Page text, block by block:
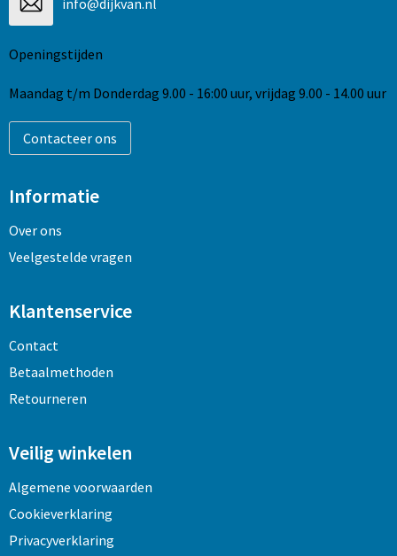
info@dijkvan.nl
Openingstijden
Maandag t/m Donderdag 9.00 - 16:00 uur, vrijdag 9.00 - 14.00 uur
Contacteer ons
Informatie
Over ons
Veelgestelde vragen
Klantenservice
Contact
Betaalmethoden
Retourneren
Veilig winkelen
Algemene voorwaarden
Cookieverklaring
Privacyverklaring